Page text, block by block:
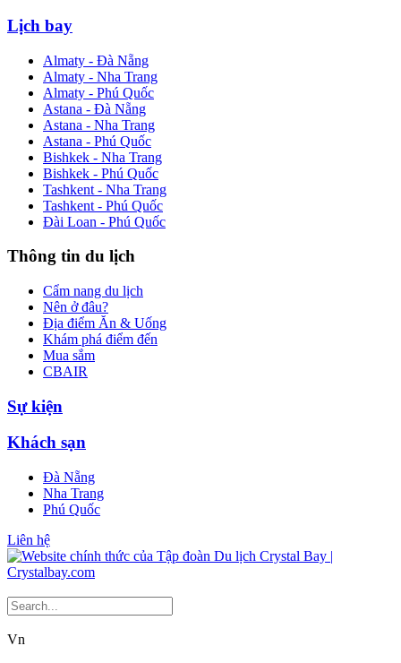
Lịch bay
Almaty - Đà Nẵng
Almaty - Nha Trang
Almaty - Phú Quốc
Astana - Đà Nẵng
Astana - Nha Trang
Astana - Phú Quốc
Bishkek - Nha Trang
Bishkek - Phú Quốc
Tashkent - Nha Trang
Tashkent - Phú Quốc
Đài Loan - Phú Quốc
Thông tin du lịch
Cẩm nang du lịch
Nên ở đâu?
Địa điểm Ăn & Uống
Khám phá điểm đến
Mua sắm
CBAIR
Sự kiện
Khách sạn
Đà Nẵng
Nha Trang
Phú Quốc
Liên hệ
Vn